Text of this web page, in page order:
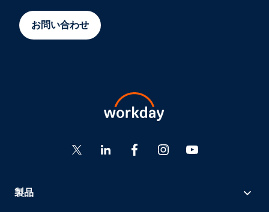
お問い合わせ
製品